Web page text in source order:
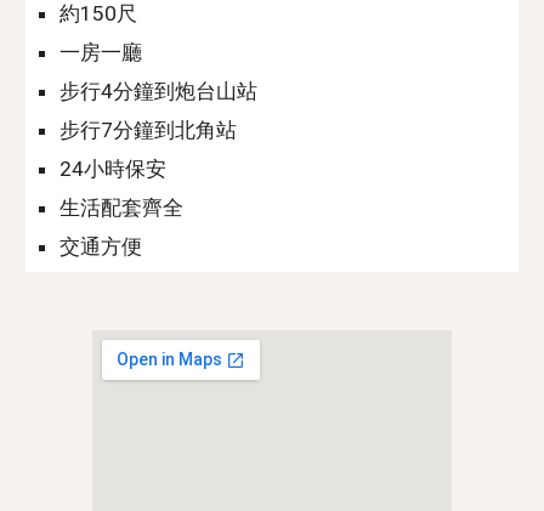
約150尺
一房一廳
步行4分鐘到炮台山站
步行7分鐘到北角站
24小時保安
生活配套齊全
交通方便